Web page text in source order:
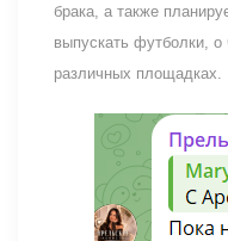
брака, а также
выпускать футболки,
различных площадках.